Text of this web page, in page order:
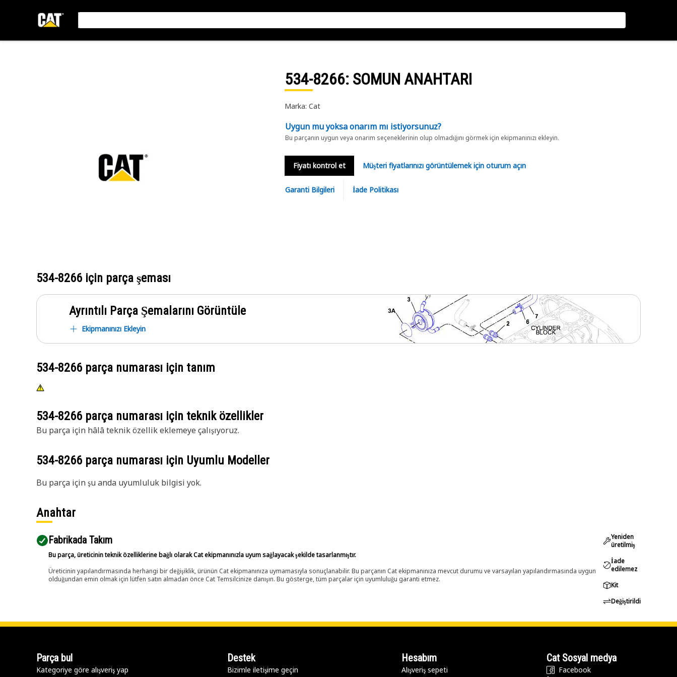
534-8266: SOMUN ANAHTARI
Marka: Cat
Uygun mu yoksa onarım mı istiyorsunuz?
Bu parçanın uygun veya onarım seçeneklerinin olup olmadığını görmek için ekipmanınızı ekleyin.
Fiyatı kontrol et Müşteri fiyatlarınızı görüntülemek için oturum açın
Garanti Bilgileri İade Politikası
534-8266 için parça şeması
Ayrıntılı Parça Şemalarını Görüntüle
Ekipmanınızı Ekleyin
534-8266 parça numarası için tanım
534-8266 parça numarası için teknik özellikler
Bu parça için hâlâ teknik özellik eklemeye çalışıyoruz.
534-8266 parça numarası için Uyumlu Modeller
Bu parça için şu anda uyumluluk bilgisi yok.
Anahtar
Fabrikada Takım
Bu parça, üreticinin teknik özelliklerine bağlı olarak Cat ekipmanınızla uyum sağlayacak şekilde tasarlanmıştır.
Üreticinin yapılandırmasında herhangi bir değişiklik, ürünün Cat ekipmanınıza uymamasıyla sonuçlanabilir. Bu parçanın Cat ekipmanınıza mevcut durumu ve varsayılan yapılandırmasında uygun
olduğundan emin olmak için lütfen satın almadan önce Cat Temsilcinize danışın. Bu gösterge, tüm parçalar için uyumluluğu garanti etmez.
Yeniden
üretilmiş
İade
edilemez
Kit
Değiştirildi
Parça bul
Kategoriye göre alışveriş yap
Destek
Bizimle iletişime geçin
Hesabım
Alışveriş sepeti
Cat Sosyal medya
Facebook